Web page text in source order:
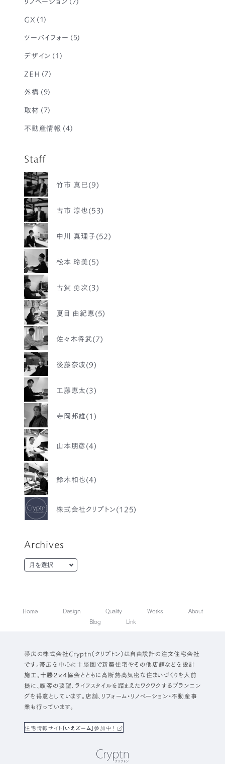
GX (1)
ツーバイフォー (5)
デザイン (1)
ZEH (7)
外構 (9)
取材 (7)
不動産情報 (4)
Staff
竹市 真巳(9)
古市 淳也(53)
中川 真理子(52)
松本 玲美(5)
古賀 勇次(3)
夏目 由紀恵(5)
佐々木将武(7)
後藤奈波(9)
工藤恵太(3)
寺岡邦雄(1)
山本朋彦(4)
鈴木和也(4)
株式会社クリプトン(125)
Archives
Home Design Quality Works
About
Blog
Link
帯広の株式会社Cryptn（クリプトン）は自由設計の注文住宅会社
です。帯広を中心に十勝圏で新築住宅やその他店舗などを設計
施工。十勝２×４協会とともに高断熱高気密な住まいづくりを大前
提に、顧客の要望、ライフスタイルを踏まえたワクワクするプランニン
グを得意としています。店舗、リフォーム・リノベーション・不動産事
業も行っています。
住宅情報サイト「いえズーム」参加中！